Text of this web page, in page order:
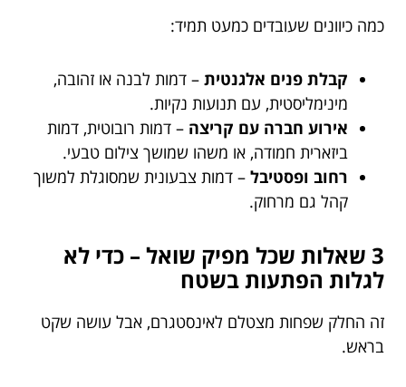
כמה כיוונים שעובדים כמעט תמיד:
קבלת פנים אלגנטית – דמות לבנה או זהובה,
מינימליסטית, עם תנועות נקיות.
אירוע חברה עם קריצה – דמות רובוטית, דמות
ביזארית חמודה, או משהו שמושך צילום טבעי.
רחוב ופסטיבל – דמות צבעונית שמסוגלת למשוך
קהל גם מרחוק.
3 שאלות שכל מפיק שואל – כדי לא
לגלות הפתעות בשטח
זה החלק שפחות מצטלם לאינסטגרם, אבל עושה שקט
בראש.